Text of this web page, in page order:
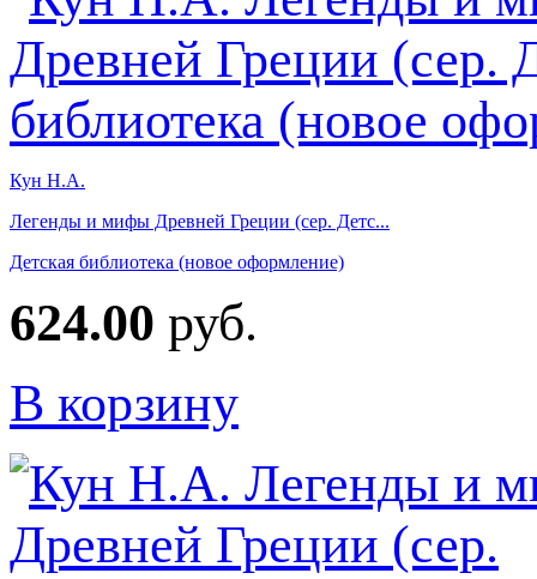
Кун Н.А.
Легенды и мифы Древней Греции (сер. Детс...
Детская библиотека (новое оформление)
624.00 руб.
В корзину